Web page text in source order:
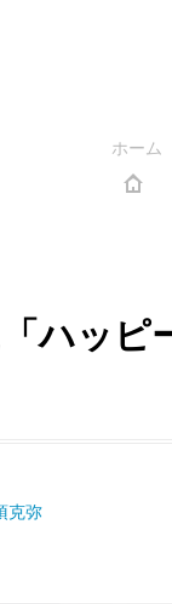
ホーム
ハッピ
克弥